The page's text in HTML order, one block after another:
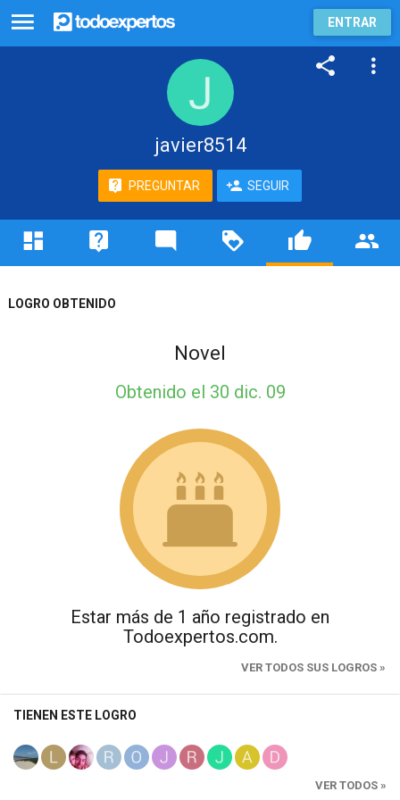
ENTRAR
javier8514
PREGUNTAR SEGUIR
LOGRO OBTENIDO
Novel
Obtenido el 30 dic. 09
Estar más de 1 año registrado en
Todoexpertos.com.
VER TODOS SUS LOGROS »
TIENEN ESTE LOGRO
VER TODOS »